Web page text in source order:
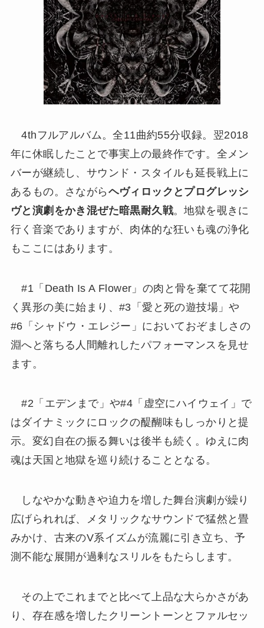
4thフルアルバム。全11曲約55分収録。翌2018
年に休眠したことで事実上の最終作です。全メン
バーが継続し、サウンド・スタイルも延長戦上に
あるもの。さながら ヘヴィロックとプログレッシ
ヴと演劇をかき混ぜた暗黒耐久戦。地獄を覗きに
行く音楽でありますが、肉体的な狂いも魂の浄化
もここにはあります。
#1「Death Is A Flower」の肉と骨を棄てて花開
く異形の美に始まり、#3「愛と死の遊技場」や
#6「シャドウ・エレジー」においておぞましさの
淵へと落ちる人間離れしたパフォーマンスを見せ
ます。
#2「エデンまで」や#4「虚空にハイウェイ」で
はダイナミックにロックの醍醐味もしっかりと提
示。変幻自在の振る舞いは後半も続く。ゆえに肉
魂は天国と地獄を巡り続けることとなる。
しなやかな動きや迫力を増した舞台演劇が繰り
広げられれば、メタリックなサウンドで猛然と畳
みかけ、古来のV系イズムが流麗に引き立ち、予
測不能な展開が過剰なスリルをもたらします。
その上でこれまでと比べて上品な大らかさがあ
り、存在感を増したクリーントーンとファルセッ